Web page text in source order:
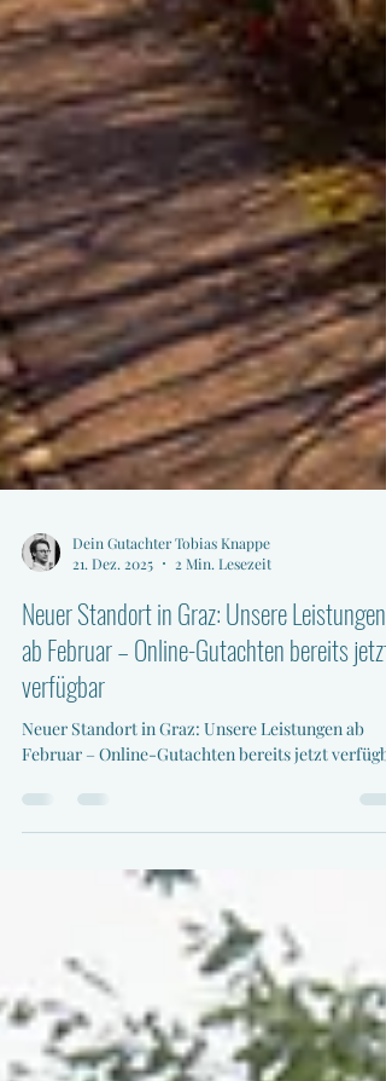
21. Dez. 2025
2 Min. Lesezeit
Neuer Standort in Graz: Unsere Leistungen
ab Februar – Online-Gutachten bereits jetzt
verfügbar
Februar – Online-Gutachten bereits jetzt